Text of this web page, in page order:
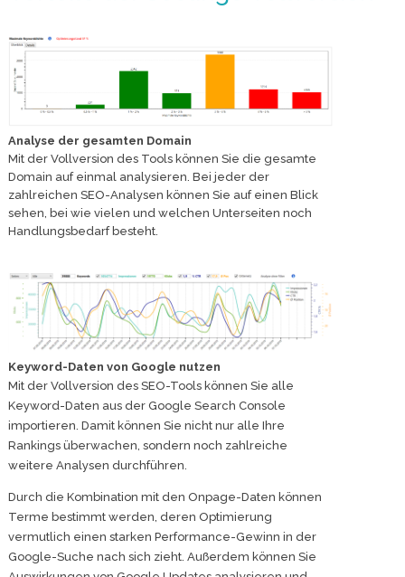
Analyse der gesamten Domain
Mit der Vollversion des Tools können Sie die gesamte
Domain auf einmal analysieren. Bei jeder der
zahlreichen SEO-Analysen können Sie auf einen Blick
sehen, bei wie vielen und welchen Unterseiten noch
Handlungsbedarf besteht.
Keyword-Daten von Google nutzen
Mit der Vollversion des SEO-Tools können Sie alle
Keyword-Daten aus der Google Search Console
importieren. Damit können Sie nicht nur alle Ihre
Rankings überwachen, sondern noch zahlreiche
weitere Analysen durchführen.
Durch die Kombination mit den Onpage-Daten können
Terme bestimmt werden, deren Optimierung
vermutlich einen starken Performance-Gewinn in der
Google-Suche nach sich zieht. Außerdem können Sie